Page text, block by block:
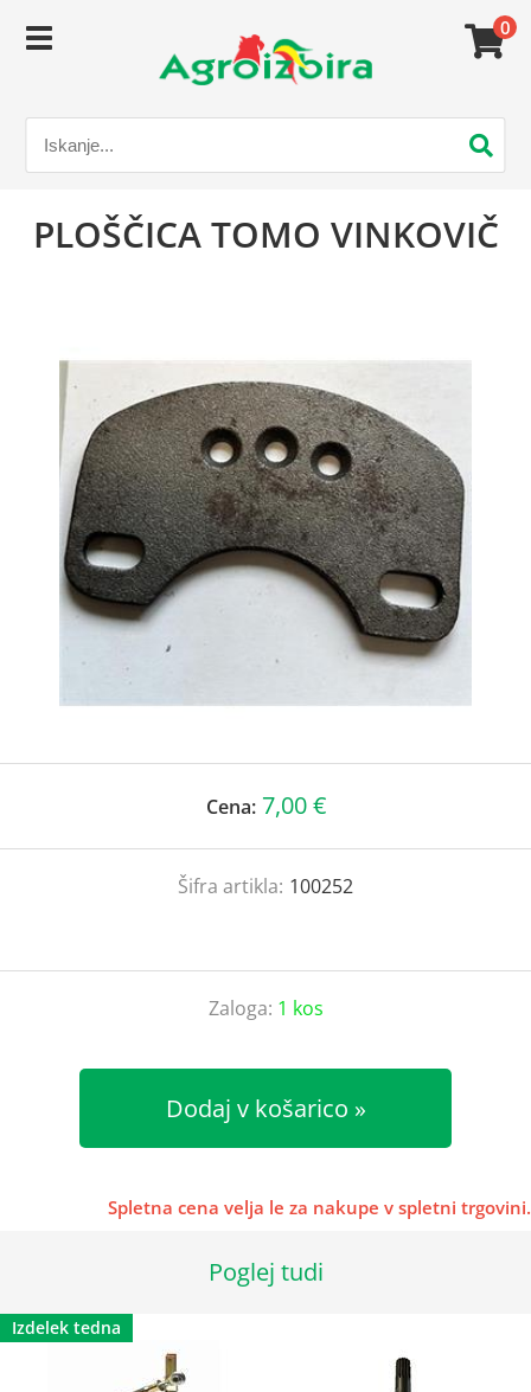
0
PLOŠČICA TOMO VINKOVIČ
Cena: 7,00 €
Šifra artikla: 100252
Zaloga: 1 kos
Dodaj v košarico
Spletna cena velja le za nakupe v spletni trgovini.
Poglej tudi
Izdelek tedna